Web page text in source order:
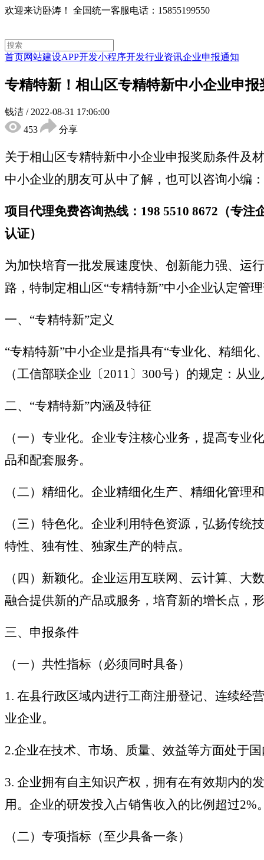
欢迎来访卧涛！ 全国统一客服电话：15855199550
首页网站建设APP开发小程序开发行业资讯企业申报通知
专精特新！相山区专精特新中小企业申
钱洁 / 2022-08-31 17:06:00
453
分享
关于相山区专精特新中小企业申报奖励条件及
中小企业的朋友可从中了解，也可以咨询小编：
项目代理免费咨询热线：198 5510 8672（专
认证）
为加快培育一批发展速度快、创新能力强、运
路，特制定相山区“专精特新”中小企业认定管
一、“专精特新”定义
“专精特新”中小企业是指具有“专业化、精细
（工信部联企业〔2011〕300号）的规定：从
二、“专精特新”内涵及特征
（一）专业化。企业专注核心业务，提高专
品和配套服务。
（二）精细化。企业精细化生产、精细化管
（三）特色化。企业利用特色资源，弘扬传
特性、独有性、独家生产的特点。
（四）新颖化。企业运用互联网、云计算、
融合提供新的产品或服务，培育新的增长点，
三、申报条件
（一）共性指标（必须同时具备）
1. 在县行政区域内进行工商注册登记、连续经
业企业。
2.企业在技术、市场、质量、效益等方面处于
3. 企业拥有自主知识产权，拥有在有效期内的
用。企业的研发投入占销售收入的比例超过2%
（二）专项指标（至少具备一条）